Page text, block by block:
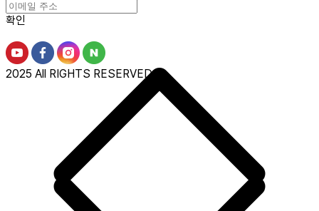
확인
2025 All RIGHTS RESERVED.